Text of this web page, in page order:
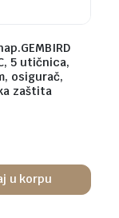
5 utičnica,
osigurač,
zaštita
u korpu